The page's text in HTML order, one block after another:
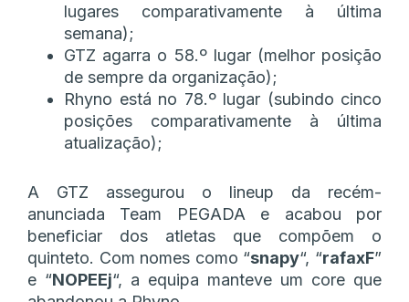
lugares comparativamente à última
semana);
GTZ agarra o 58.º lugar (melhor posição
de sempre da organização);
Rhyno está no 78.º lugar (subindo cinco
posições comparativamente à última
atualização);
A GTZ assegurou o lineup da recém-
anunciada Team PEGADA e acabou por
beneficiar dos atletas que compõem o
quinteto. Com nomes como “snapy“, “rafaxF”
e “NOPEEj“, a equipa manteve um core que